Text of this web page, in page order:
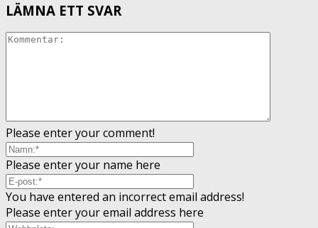
LÄMNA ETT SVAR
Please enter your comment!
Please enter your name here
You have entered an incorrect email address!
Please enter your email address here